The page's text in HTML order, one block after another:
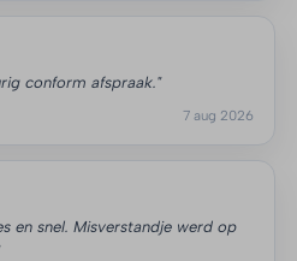
conform afspraak."
7 aug 2026
en snel. Misverstandje werd op